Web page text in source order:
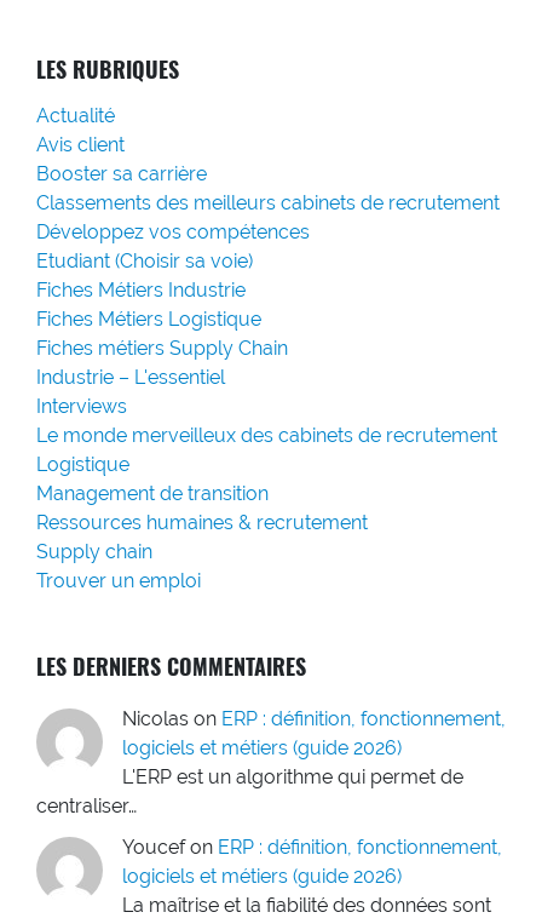
LES RUBRIQUES
Actualité
Avis client
Booster sa carrière
Classements des meilleurs cabinets de recrutement
Développez vos compétences
Etudiant (Choisir sa voie)
Fiches Métiers Industrie
Fiches Métiers Logistique
Fiches métiers Supply Chain
Industrie – L'essentiel
Interviews
Le monde merveilleux des cabinets de recrutement
Logistique
Management de transition
Ressources humaines & recrutement
Supply chain
Trouver un emploi
LES DERNIERS COMMENTAIRES
Nicolas on ERP : définition, fonctionnement,
logiciels et métiers (guide 2026)
L'ERP est un algorithme qui permet de
centraliser…
Youcef on ERP : définition, fonctionnement,
logiciels et métiers (guide 2026)
La maîtrise et la fiabilité des données sont